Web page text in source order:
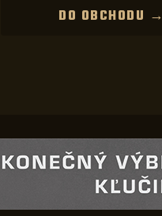
DO OBCHODU →